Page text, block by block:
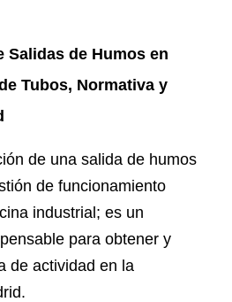
Salidas de Humos en
Tubos, Normativa y
de una salida de humos
de funcionamiento
industrial; es un
para obtener y
de actividad en la